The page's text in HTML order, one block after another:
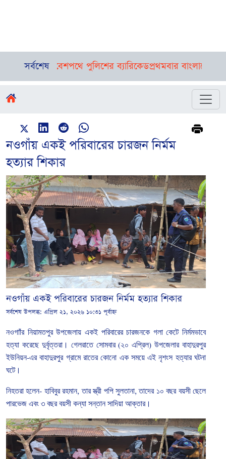
সর্বশেষ
প্রবেশপথে পুলিশের ব্যারিকেডপ্রথমবার বাংলাদেশে রিয়াদ
নওগাঁয় একই পরিবারের চারজন নির্মম
হত্যার শিকার
নওগাঁয় একই পরিবারের চারজন নির্মম হত্যার শিকার
সর্বশেষ উপলব্ধ: এপ্রিল ২১, ২০২৬ ১০:৩১ পূর্বাহ্ন
নওগাাঁর নিয়ামতপুর উপজেলায় একই পরিবারের চারজনকে গলা কেটে নির্মমভাবে
হত্যা করেছে দুর্বৃত্তরা। গেলরাতে সোমবার(২০ এপ্রিল)উপজেলার বাহাদুরপুর
ইউনিয়ন-এর বাহাদুরপুর গ্রামে রাতের কোনো এক সময়ে এই নৃশংস হত্যার ঘটনা
ঘটে।
নিহতরা হলেন- হাবিবুর রহমান,তার স্ত্রী পপি সুলতানা,তাদের ১০ বছর বয়সী ছেলে
পারভেজ এবং ৩ বছর বয়সী কন্যা সন্তান সাদিয়া আক্তার।